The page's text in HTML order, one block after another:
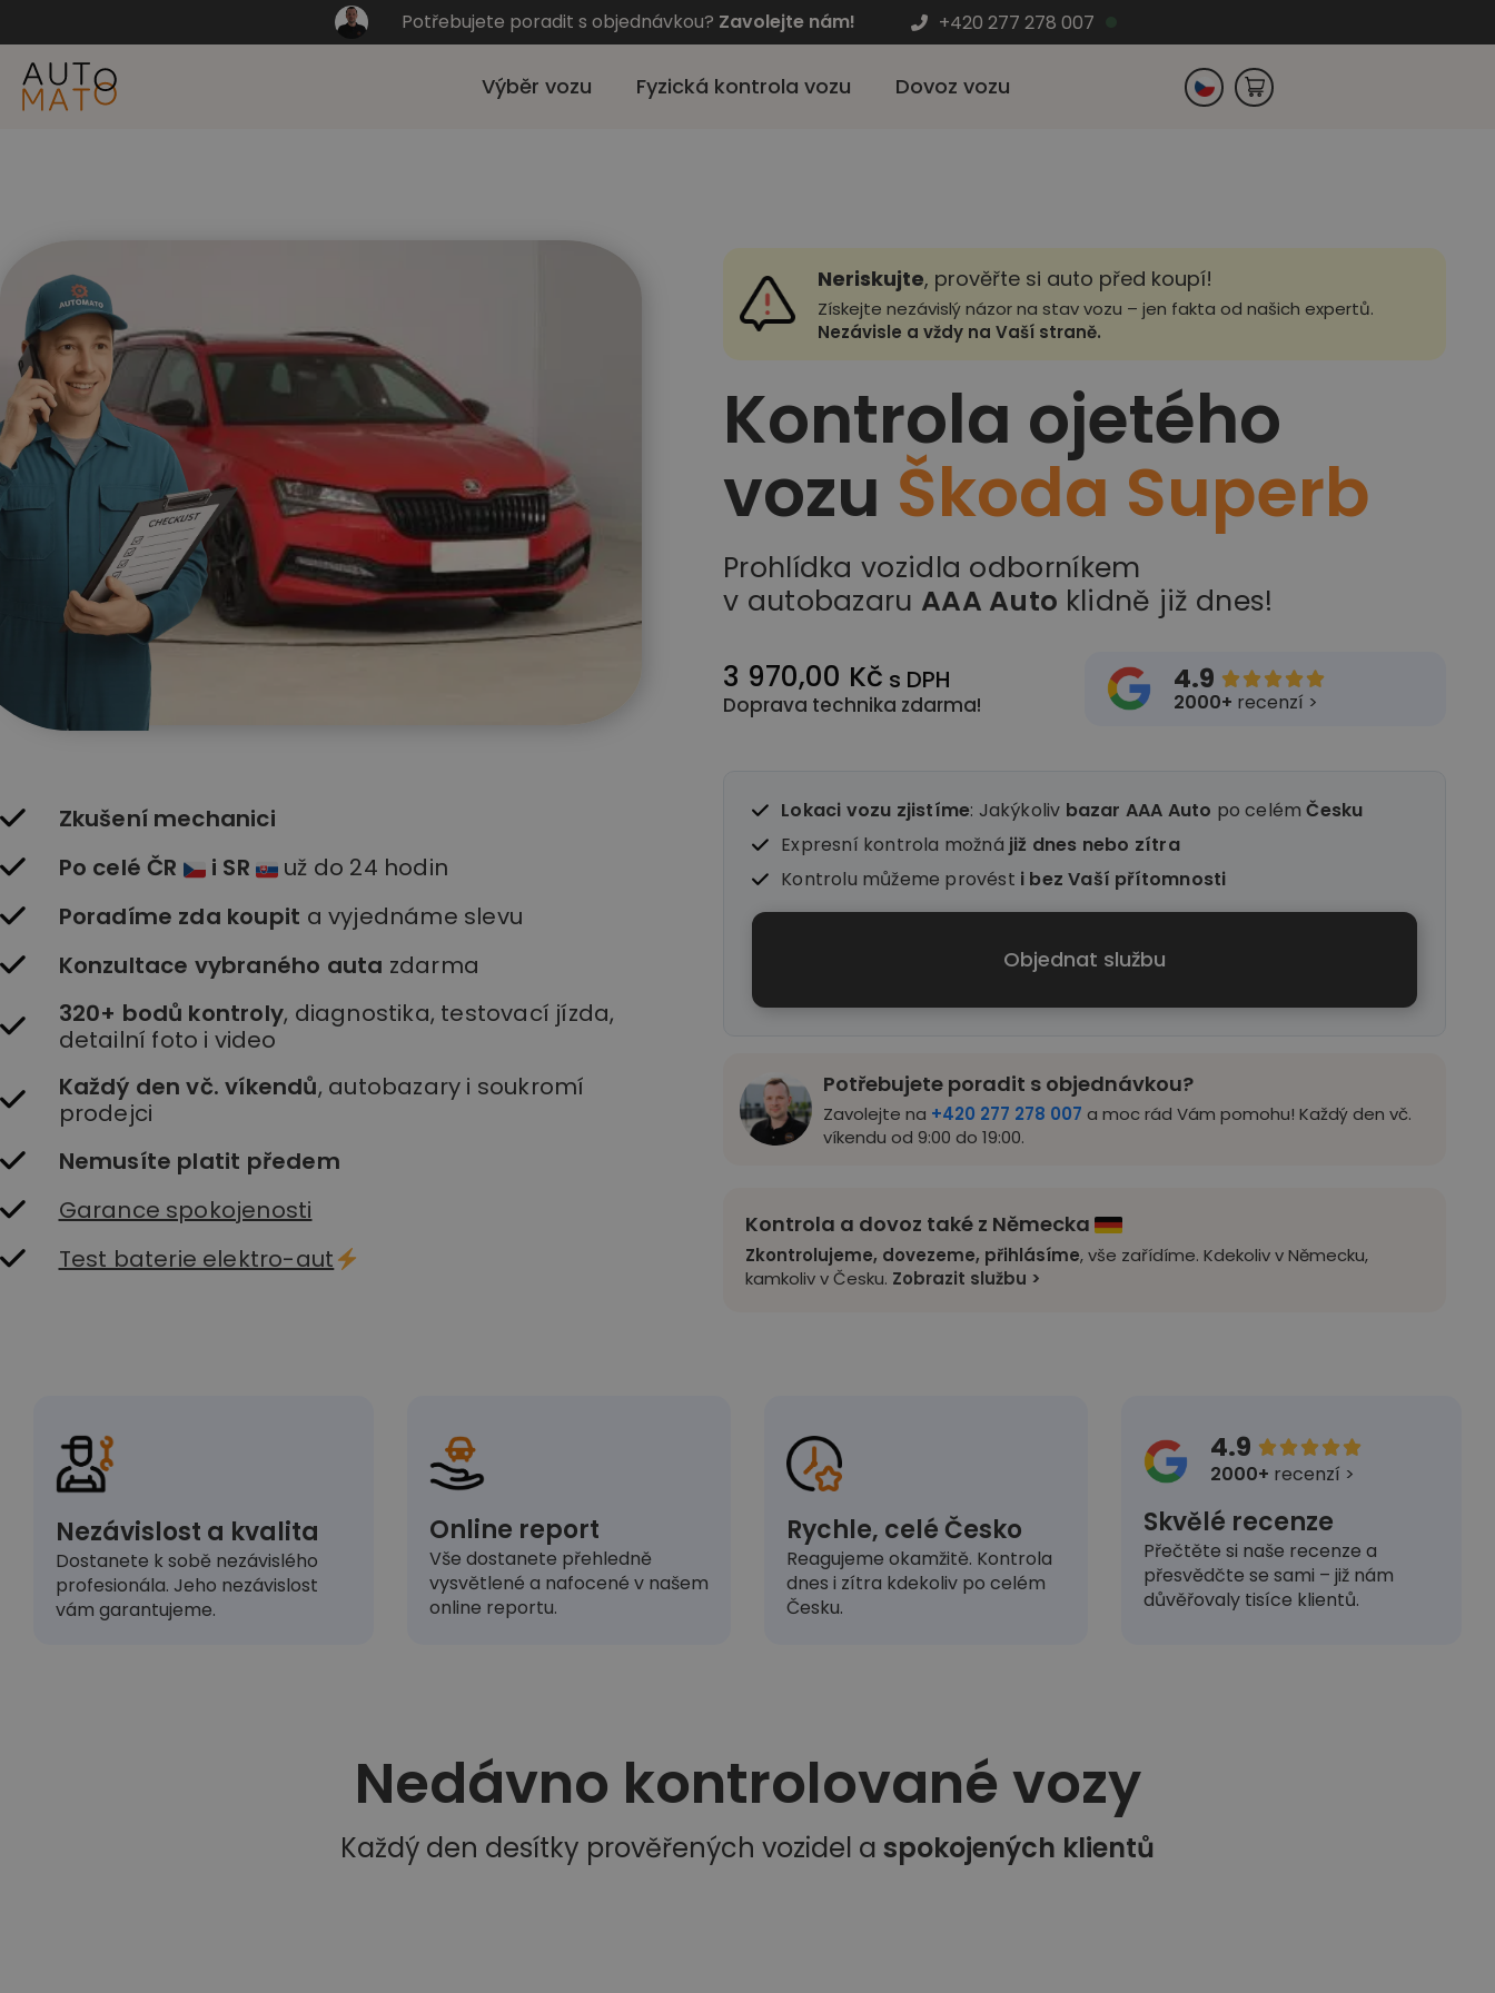
Potřebujete poradit s objednávkou? Zavolejte nám! +420 277 278 007
Výběr vozu Fyzická kontrola vozu Dovoz vozu
Zkušení mechanici
Po celé ČR
i SR
už do 24 hodin
Poradíme zda koupit a vyjednáme slevu
Konzultace vybraného auta zdarma
320+ bodů kontroly, diagnostika, testovací jízda,
detailní foto i video
Každý den vč. víkendů, autobazary i soukromí
prodejci
Nemusíte platit předem
Garance spokojenosti
Test baterie elektro-aut
Neriskujte, prověřte si auto před koupí!
Získejte nezávislý názor na stav vozu – jen fakta od našich expertů.
Nezávisle a vždy na Vaší straně.
Kontrola ojetého
vozu Škoda Superb
Prohlídka vozidla odborníkem
v autobazaru AAA Auto klidně již dnes!
3 970,00 Kč s DPH
Doprava technika zdarma!
4.9 
2000+ recenzí >
Lokaci vozu zjistíme: Jakýkoliv bazar AAA Auto po celémČesku
Expresní kontrola možná již dnes nebo zítra
Kontrolu můžeme provést i bez Vaší přítomnosti
Objednat službu
Potřebujete poradit s objednávkou?
Zavolejte na +420 277 278 007 a moc rád Vám pomohu! Každý den vč.
víkendu od 9:00 do 19:00.
Kontrola a dovoz také z Německa
Zkontrolujeme, dovezeme, přihlásíme, vše zařídíme. Kdekoliv v Německu,
kamkoliv v Česku. Zobrazit službu >
Nezávislost a kvalita
Dostanete k sobě nezávislého
profesionála. Jeho nezávislost
vám garantujeme.
Online report
Vše dostanete přehledně
vysvětlené a nafocené v našem
online reportu.
Rychle, celé Česko
Reagujeme okamžitě. Kontrola
dnes i zítra kdekoliv po celém
Česku.
4.9 
2000+ recenzí >
Skvělé recenze
Přečtěte si naše recenze a
přesvědčte se sami – již nám
důvěřovaly tisíce klientů.
Nedávno kontrolované vozy​
Každý den desítky prověřených vozidel a spokojených klientů